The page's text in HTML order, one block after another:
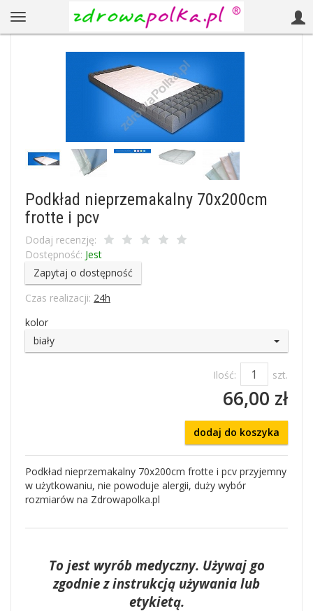
Podkład nieprzemakalny 70x200cm
frotte i pcv
Dodaj recenzję:
Dostępność: Jest
Zapytaj o dostępność
Czas realizacji: 24h
kolor
biały
Ilość: szt.
66,00 zł
dodaj do koszyka
Podkład nieprzemakalny 70x200cm frotte i pcv przyjemny
w użytkowaniu, nie powoduje alergii, duży wybór
rozmiarów na Zdrowapolka.pl
To jest wyrób medyczny. Używaj go
zgodnie z instrukcją używania lub
etykietą.